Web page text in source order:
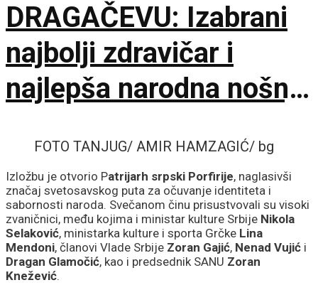
DRAGAČEVU: Izabrani
najbolji zdravičar i
najlepša narodna nošnja
FOTO TANJUG/ AMIR HAMZAGIĆ/ bg
Izložbu je otvorio Patrijarh srpski Porfirije, naglasivši
značaj svetosavskog puta za očuvanje identiteta i
sabornosti naroda. Svečanom činu prisustvovali su visoki
zvaničnici, među kojima i ministar kulture Srbije Nikola
Selaković, ministarka kulture i sporta Grčke Lina
Mendoni, članovi Vlade Srbije Zoran Gajić, Nenad Vujić i
Dragan Glamočić, kao i predsednik SANU Zoran
Knežević.